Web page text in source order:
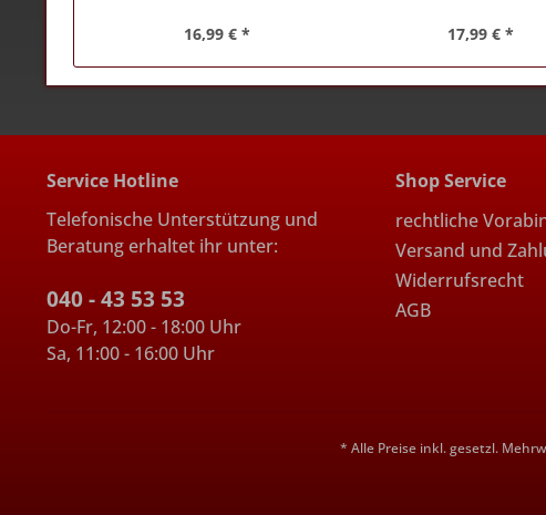
16,99 € * 17,99 € *
Service Hotline
Telefonische Unterstützung und
Beratung erhaltet ihr unter:
040 - 43 53 53
Do-Fr, 12:00 - 18:00 Uhr
Sa, 11:00 - 16:00 Uhr
Shop Service
rechtliche
Versand und
Widerrufsrecht
AGB
* Alle Preise inkl. gesetzl.